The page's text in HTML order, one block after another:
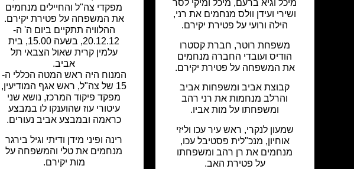
מיכל וגיא ברעם, מיכל ומיקי לסר
ושירי ועידן וולס מנחמים את רני,
הילה ורועי על פטירת יקירם.
משפחת רוטר, חברת קסטרו
הודיס ועובדי החברה מנחמים
את המשפחה על פטירת יקירם.
קבוצת אביב ומשפחות אביב
והרלב מנחמות את רני רהב
ומשפחתו על מות אביו.
שמעון לנקרי, ראש עיר עכו וליזי
אוחיון, מנכ"לית פסטיבל עכו,
מנחמים את רן רהב ומשפחתו
על פטירת האב.
מפקדי צה"ל והחיילים מנחמים
את המשפחה על פטירת יקירם.
ההלוויה תתקיים ביום ה' ה-
20.12.12, בשעה 15.00, בית
עלמין קרית שאול הצבאי תל
אביב.
המנוח היה ראש המטה הכללי ה-
15 של צה"ל, ראש אגף המודיעין,
מפקד פיקוד המרכז, נושא שני
עיטורי עוז שהוענקו לו במבצע
כראמה ובמבצע אביב נעורים.
רינה ופיני מידן ודיתי וגיל בירגר
מנחמים את טלי והמשפחה על
מות יקירם.